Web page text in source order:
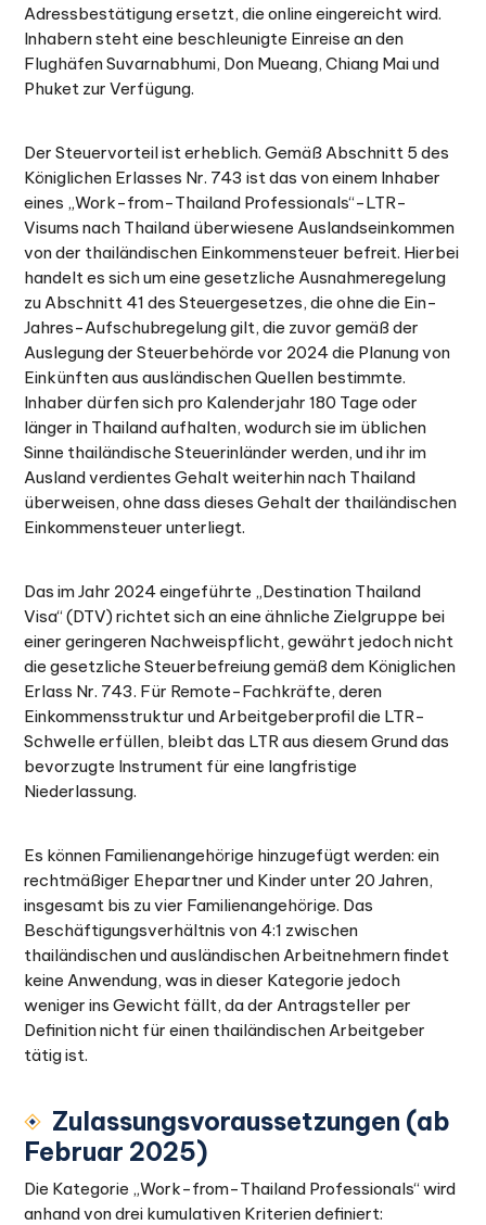
Adressbestätigung ersetzt, die online eingereicht wird.
Inhabern steht eine beschleunigte Einreise an den
Flughäfen Suvarnabhumi, Don Mueang, Chiang Mai und
Phuket zur Verfügung.
Der Steuervorteil ist erheblich. Gemäß Abschnitt 5 des
Königlichen Erlasses Nr. 743 ist das von einem Inhaber
eines „Work-from-Thailand Professionals“-LTR-
Visums nach Thailand überwiesene Auslandseinkommen
von der thailändischen Einkommensteuer befreit. Hierbei
handelt es sich um eine gesetzliche Ausnahmeregelung
zu Abschnitt 41 des Steuergesetzes, die ohne die Ein-
Jahres-Aufschubregelung gilt, die zuvor gemäß der
Auslegung der Steuerbehörde vor 2024 die Planung von
Einkünften aus ausländischen Quellen bestimmte.
Inhaber dürfen sich pro Kalenderjahr 180 Tage oder
länger in Thailand aufhalten, wodurch sie im üblichen
Sinne thailändische Steuerinländer werden, und ihr im
Ausland verdientes Gehalt weiterhin nach Thailand
überweisen, ohne dass dieses Gehalt der thailändischen
Einkommensteuer unterliegt.
Das im Jahr 2024 eingeführte „Destination Thailand
Visa“ (DTV) richtet sich an eine ähnliche Zielgruppe bei
einer geringeren Nachweispflicht, gewährt jedoch nicht
die gesetzliche Steuerbefreiung gemäß dem Königlichen
Erlass Nr. 743. Für Remote-Fachkräfte, deren
Einkommensstruktur und Arbeitgeberprofil die LTR-
Schwelle erfüllen, bleibt das LTR aus diesem Grund das
bevorzugte Instrument für eine langfristige
Niederlassung.
Es können Familienangehörige hinzugefügt werden: ein
rechtmäßiger Ehepartner und Kinder unter 20 Jahren,
insgesamt bis zu vier Familienangehörige. Das
Beschäftigungsverhältnis von 4:1 zwischen
thailändischen und ausländischen Arbeitnehmern findet
keine Anwendung, was in dieser Kategorie jedoch
weniger ins Gewicht fällt, da der Antragsteller per
Definition nicht für einen thailändischen Arbeitgeber
tätig ist.
Zulassungsvoraussetzungen (ab
Februar 2025)
Die Kategorie „Work-from-Thailand Professionals“ wird
anhand von drei kumulativen Kriterien definiert: